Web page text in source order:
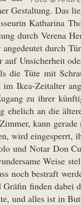
Gestaltung. Das
Katharina
durch Verena
durch
Unsicherheit
Tüte mit
Ikea-Zeitalter
zu ihrer
ehelich an die
kann
wird eingesperrt,
und Notar Don
Weise
noch bestraft
finden dabei
und alles ist in